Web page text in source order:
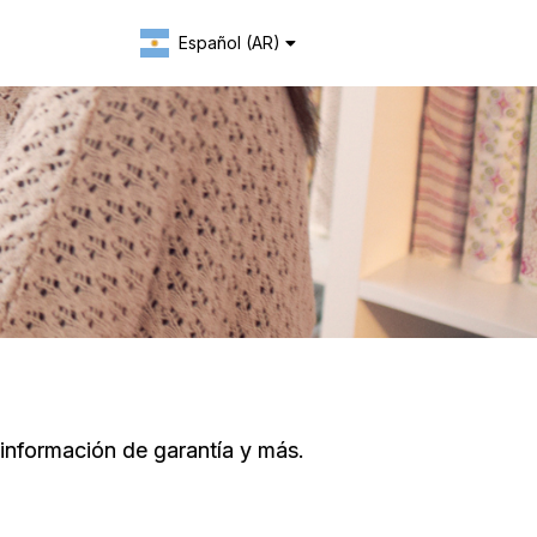
Change language
Español (AR)
de garantía y más.